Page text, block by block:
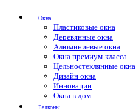
Окна
Пластиковые окна
Деревянные окна
Алюминиевые окна
Окна премиум-класса
Цельностеклянные окна
Дизайн окна
Инновации
Окна в дом
Балконы